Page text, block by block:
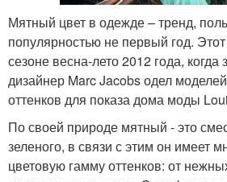
Мятный цвет в одежде – тренд,
популярностью не первый год.
сезоне весна-лето 2012 года,
дизайнер Marc Jacobs одел
оттенков для показа дома моды
По своей природе мятный - это
зеленого, в связи с этим он имеет
цветовую гамму оттенков: от